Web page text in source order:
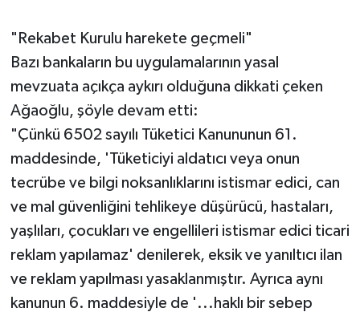
"Rekabet Kurulu harekete geçmeli"
Bazı bankaların bu uygulamalarının yasal
mevzuata açıkça aykırı olduğuna dikkati çeken
Ağaoğlu, şöyle devam etti:
"Çünkü 6502 sayılı Tüketici Kanununun 61.
maddesinde, 'Tüketiciyi aldatıcı veya onun
tecrübe ve bilgi noksanlıklarını istismar edici, can
ve mal güvenliğini tehlikeye düşürücü, hastaları,
yaşlıları, çocukları ve engellileri istismar edici ticari
reklam yapılamaz' denilerek, eksik ve yanıltıcı ilan
ve reklam yapılması yasaklanmıştır. Ayrıca aynı
kanunun 6. maddesiyle de '...haklı bir sebep